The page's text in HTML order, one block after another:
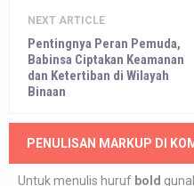
NEXT ARTICLE
Pentingnya Peran Pemuda,
Babinsa Ciptakan Keamanan
dan Ketertiban di Wilayah
Binaan
PENULISAN MARKUP DI
Untuk menulis huruf bold